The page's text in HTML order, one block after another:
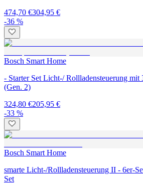
474,70 €304,95 €
-36 %
Bosch Smart Home
- Starter Set Licht-/ Rollladensteuerung
(Gen. 2)
324,80 €205,95 €
-33 %
Bosch Smart Home
smarte Licht-/Rollladensteuerung II - 6er-
Set